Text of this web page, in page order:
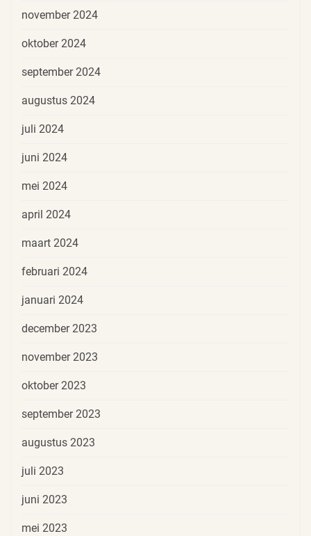
november 2024
oktober 2024
september 2024
augustus 2024
juli 2024
juni 2024
mei 2024
april 2024
maart 2024
februari 2024
januari 2024
december 2023
november 2023
oktober 2023
september 2023
augustus 2023
juli 2023
juni 2023
mei 2023